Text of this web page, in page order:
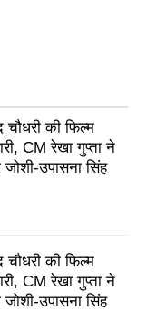
चौधरी की फिल्म
CM रेखा गुप्ता ने
उपासना सिंह
चौधरी की फिल्म
CM रेखा गुप्ता ने
उपासना सिंह